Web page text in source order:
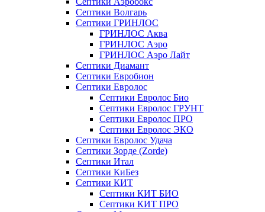
Септики Волгарь
Септики ГРИНЛОС
ГРИНЛОС Аква
ГРИНЛОС Аэро
ГРИНЛОС Аэро Лайт
Септики Диамант
Септики Евробион
Септики Евролос
Септики Евролос Био
Септики Евролос ГРУНТ
Септики Евролос ПРО
Септики Евролос ЭКО
Септики Евролос Удача
Септики Зорде (Zorde)
Септики Итал
Септики КиБез
Септики КИТ
Септики КИТ БИО
Септики КИТ ПРО